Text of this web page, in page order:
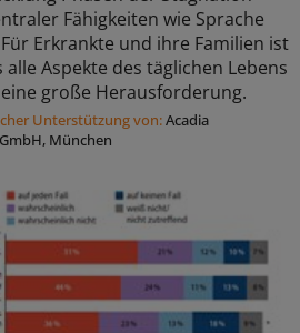
Fähigkeiten wie Sprache
Erkrankte und ihre Familien ist
Aspekte des täglichen Lebens
große Herausforderung.
Unterstützung von:Acadia
München